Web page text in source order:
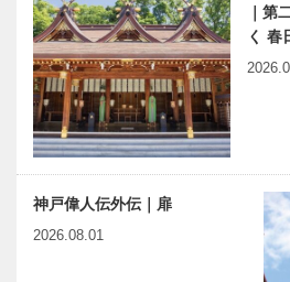
｜第
く
神戸偉人伝外伝｜扉
2026.08.01